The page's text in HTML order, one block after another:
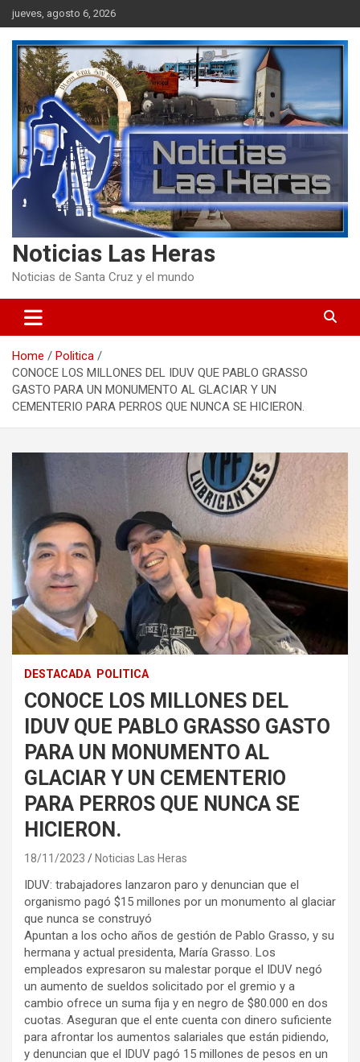
Skip
to
content
jueves, agosto 6, 2026
Noticias Las Heras
Noticias de Santa Cruz y el mundo
Home
Politica
CONOCE LOS MILLONES DEL IDUV QUE PABLO GRASSO
GASTO PARA UN MONUMENTO AL GLACIAR Y UN
CEMENTERIO PARA PERROS QUE NUNCA SE HICIERON.
DESTACADA POLITICA
CONOCE LOS MILLONES DEL
IDUV QUE PABLO GRASSO GASTO
PARA UN MONUMENTO AL
GLACIAR Y UN CEMENTERIO
PARA PERROS QUE NUNCA SE
HICIERON.
18/11/2023 Noticias Las Heras
IDUV: trabajadores lanzaron paro y denuncian que el
organismo pagó $15 millones por un monumento al glaciar
que nunca se construyó
Apuntan a los ocho años de gestión de Pablo Grasso, y su
hermana y actual presidenta, María Grasso. Los
empleados expresaron su malestar porque el IDUV negó
un aumento de sueldos solicitado por el gremio y a
cambio ofrece un suma fija y en negro de $80.000 en dos
cuotas. Aseguran que el ente cuenta con dinero suficiente
para afrontar los aumentos salariales que están pidiendo,
y denuncian que el IDUV pagó 15 millones de pesos en un